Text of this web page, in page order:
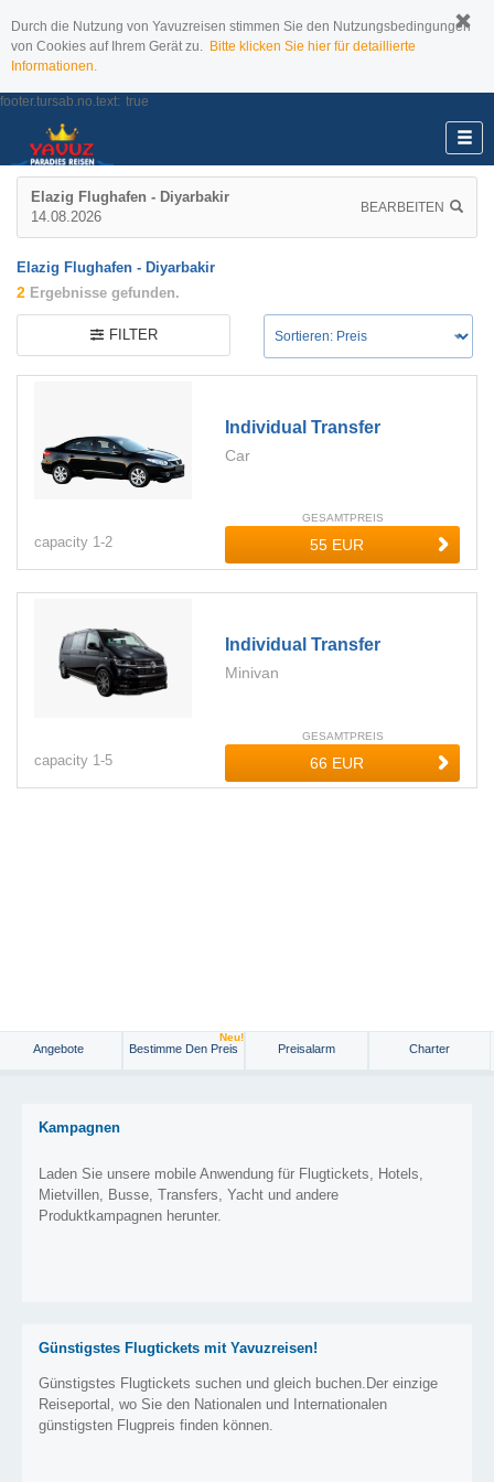
Durch die Nutzung von Yavuzreisen stimmen Sie den Nutzungsbedingungen
von Cookies auf Ihrem Gerät zu. Bitte klicken Sie hier für detaillierte
Informationen.
footer.tursab.no.text: true
Elazig Flughafen - Diyarbakir
14.08.2026
BEARBEITEN
Elazig Flughafen - Diyarbakir
2 Ergebnisse gefunden.
FILTER
Individual Transfer
Car
capacity 1-2
GESAMTPREIS
Individual Transfer
Minivan
capacity 1-5
GESAMTPREIS
Angebote Bestimme Den Preis
Neu!
Preisalarm Charter
Kampagnen
Laden Sie unsere mobile Anwendung für Flugtickets, Hotels,
Mietvillen, Busse, Transfers, Yacht und andere
Produktkampagnen herunter.
Günstigstes Flugtickets mit Yavuzreisen!
Günstigstes Flugtickets suchen und gleich buchen.Der einzige
Reiseportal, wo Sie den Nationalen und Internationalen
günstigsten Flugpreis finden können.